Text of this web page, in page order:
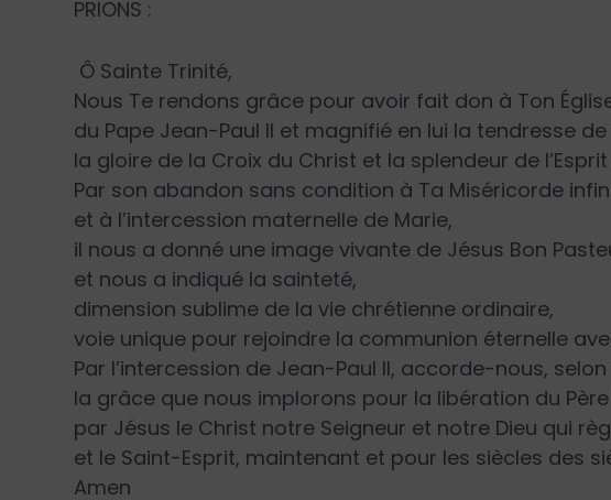
PRIONS :
Ô Sainte Trinité,
Nous Te rendons grâce pour avoir fait don à Ton
du Pape Jean-Paul II et magnifié en lui la tendresse
la gloire de la Croix du Christ et la splendeur de l’Esprit
Par son abandon sans condition à Ta Miséricorde
et à l’intercession maternelle de Marie,
il nous a donné une image vivante de Jésus Bon
et nous a indiqué la sainteté,
dimension sublime de la vie chrétienne ordinaire,
voie unique pour rejoindre la communion éternelle
Par l’intercession de Jean-Paul II, accorde-nous,
la grâce que nous implorons pour la libération du
par Jésus le Christ notre Seigneur et notre Dieu qui
et le Saint-Esprit, maintenant et pour les siècles des
Amen